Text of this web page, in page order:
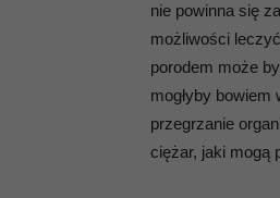
nie powinna się
możliwości
porodem może
mogłyby
przegrzanie
ciężar, jaki mogą